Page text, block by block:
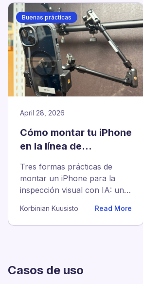
Buenas prácticas
April 28, 2026
Cómo montar tu iPhone
en la línea de
que funcionan
Tres formas prácticas de
montar un iPhone para la
inspección visual con IA: una
un perfil Bosch hecho en
casa, y SP Connect para los
Korbinian Kuusisto Read More
Casos de uso